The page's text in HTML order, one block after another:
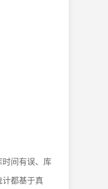
间有误、库
都基于真